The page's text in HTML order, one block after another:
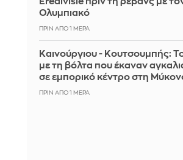
Ολυμπιακό
ΠΡΙΝ ΑΠΌ 1 ΜΈΡΑ
Καινούργιου - Κουτσουμπής:
με τη βόλτα που έκαναν
σε εμπορικό κέντρο στη
ΠΡΙΝ ΑΠΌ 1 ΜΈΡΑ